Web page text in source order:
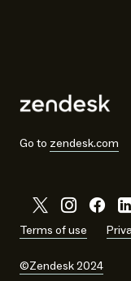
Go to zendesk.com
Terms of use
©Zendesk 2024